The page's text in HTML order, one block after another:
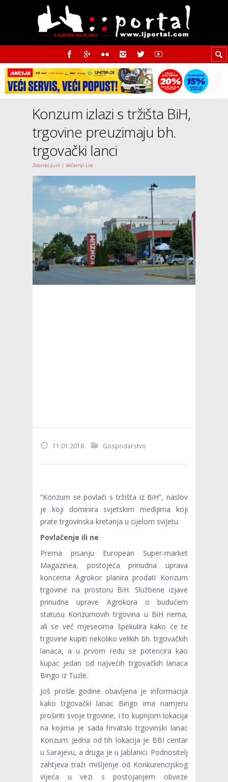
Konzum izlazi s tržišta BiH,
trgovine preuzimaju bh.
trgovački lanci
Zdenko Juril | Večernji List
11.01.2018 Gospodarstvo
“Konzum se povlači s tržišta iz BiH“, naslov
je koji dominira svjetskim medijima koji
prate trgovinska kretanja u cijelom svijetu.
Povlačenje ili ne
Prema pisanju European Super-market
Magazinea, postojeća prinudna uprava
koncerna Agrokor planira prodati Konzum
trgovine na prostoru BiH. Službene izjave
prinudne uprave Agrokora o budućem
statusu Konzumovih trgovina u BiH nema,
ali se već mjesecima špekulira kako će te
trgovine kupiti nekoliko velikih bh. trgovačkih
lanaca, a u prvom redu se potencira kao
kupac jedan od najvećih trgovačkih lanaca
Bingo iz Tuzle.
Još prošle godine obavljena je informacija
kako trgovački lanac Bingo ima namjeru
proširiti svoje trgovine, i to kupnjom lokacija
na kojima je sada hrvatski trgovinski lanac
Konzum. Jedna od tih lokacija je BBI centar
u Sarajevu, a druga je u Jablanici. Podnositelj
zahtjeva traži mišljenje od Konkurencijskog
vijeća u vezi s postojanjem obveze